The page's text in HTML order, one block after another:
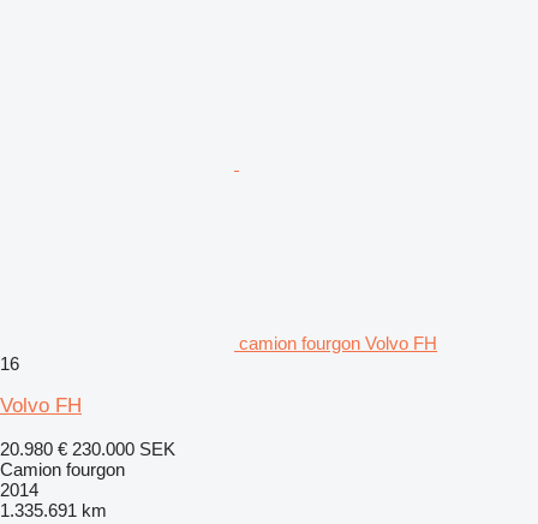
camion fourgon Volvo FH
16
Volvo FH
20.980 € 230.000 SEK
Camion fourgon
2014
1.335.691 km